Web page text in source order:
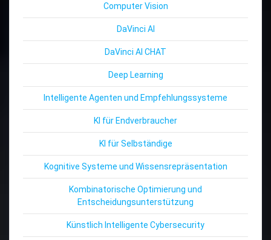
Computer Vision
DaVinci AI
DaVinci AI CHAT
Deep Learning
Intelligente Agenten und Empfehlungssysteme
KI für Endverbraucher
KI für Selbständige
Kognitive Systeme und Wissensrepräsentation
Kombinatorische Optimierung und
Entscheidungsunterstützung
Künstlich Intelligente Cybersecurity